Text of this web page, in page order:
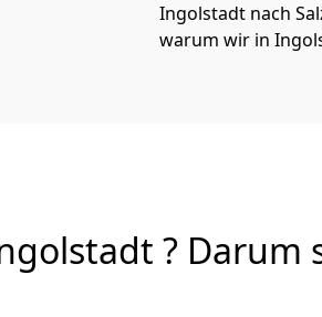
Ingolstadt nach
warum wir in
? Darum